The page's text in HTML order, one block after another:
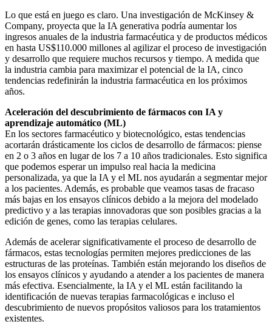
Lo que está en juego es claro. Una investigación de McKinsey &
Company, proyecta que la IA generativa podría aumentar los
ingresos anuales de la industria farmacéutica y de productos médicos
en hasta US$110.000 millones al agilizar el proceso de investigación
y desarrollo que requiere muchos recursos y tiempo. A medida que
la industria cambia para maximizar el potencial de la IA, cinco
tendencias redefinirán la industria farmacéutica en los próximos
años.
Aceleración del descubrimiento de fármacos con IA y
aprendizaje automático (ML)
En los sectores farmacéutico y biotecnológico, estas tendencias
acortarán drásticamente los ciclos de desarrollo de fármacos: piense
en 2 o 3 años en lugar de los 7 a 10 años tradicionales. Esto significa
que podemos esperar un impulso real hacia la medicina
personalizada, ya que la IA y el ML nos ayudarán a segmentar mejor
a los pacientes. Además, es probable que veamos tasas de fracaso
más bajas en los ensayos clínicos debido a la mejora del modelado
predictivo y a las terapias innovadoras que son posibles gracias a la
edición de genes, como las terapias celulares.
Además de acelerar significativamente el proceso de desarrollo de
fármacos, estas tecnologías permiten mejores predicciones de las
estructuras de las proteínas. También están mejorando los diseños de
los ensayos clínicos y ayudando a atender a los pacientes de manera
más efectiva. Esencialmente, la IA y el ML están facilitando la
identificación de nuevas terapias farmacológicas e incluso el
descubrimiento de nuevos propósitos valiosos para los tratamientos
existentes.